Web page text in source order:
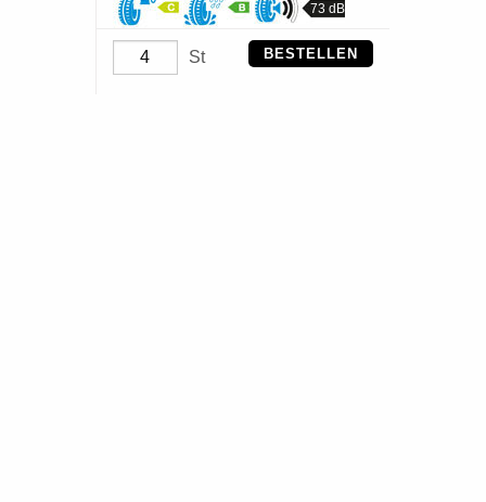
73 dB
St BESTELLEN